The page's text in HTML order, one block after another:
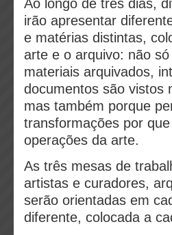
Ao longo de três dias,
irão apresentar
e matérias distintas,
arte e o arquivo: não
materiais arquivados,
documentos são vistos
mas também porque
transformações por
operações da arte.
As três mesas de
artistas e curadores,
serão orientadas em
diferente, colocada a